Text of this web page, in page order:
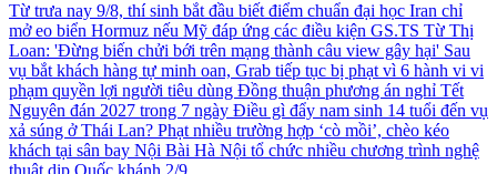
Từ trưa nay 9/8, thí sinh bắt đầu biết điểm chuẩn đại học Iran chỉ
mở eo biển Hormuz nếu Mỹ đáp ứng các điều kiện GS.TS Từ Thị
Loan: 'Đừng biến chửi bới trên mạng thành câu view gây hại' Sau
vụ bắt khách hàng tự minh oan, Grab tiếp tục bị phạt vì 6 hành vi vi
phạm quyền lợi người tiêu dùng Đồng thuận phương án nghỉ Tết
Nguyên đán 2027 trong 7 ngày Điều gì đẩy nam sinh 14 tuổi đến vụ
xả súng ở Thái Lan? Phạt nhiều trường hợp ‘cò mồi’, chèo kéo
khách tại sân bay Nội Bài Hà Nội tổ chức nhiều chương trình nghệ